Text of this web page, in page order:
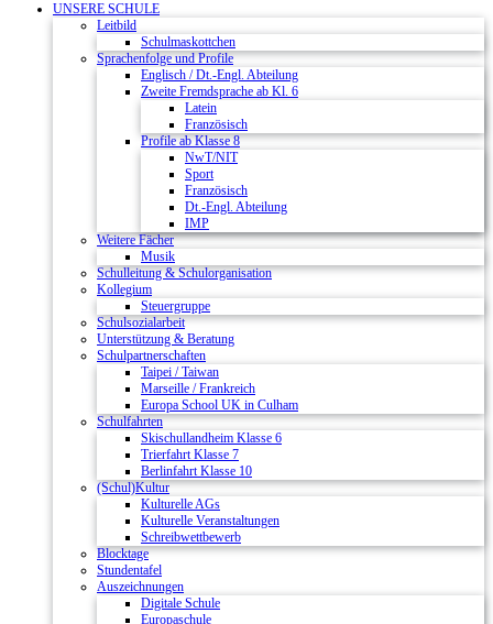
UNSERE SCHULE
Leitbild
Schulmaskottchen
Sprachenfolge und Profile
Englisch / Dt.-Engl. Abteilung
Zweite Fremdsprache ab Kl. 6
Latein
Französisch
Profile ab Klasse 8
NwT/NIT
Sport
Französisch
Dt.-Engl. Abteilung
IMP
Weitere Fächer
Musik
Schulleitung & Schulorganisation
Kollegium
Steuergruppe
Schulsozialarbeit
Unterstützung & Beratung
Schulpartnerschaften
Taipei / Taiwan
Marseille / Frankreich
Europa School UK in Culham
Schulfahrten
Skischullandheim Klasse 6
Trierfahrt Klasse 7
Berlinfahrt Klasse 10
(Schul)Kultur
Kulturelle AGs
Kulturelle Veranstaltungen
Schreibwettbewerb
Blocktage
Stundentafel
Auszeichnungen
Digitale Schule
Europaschule